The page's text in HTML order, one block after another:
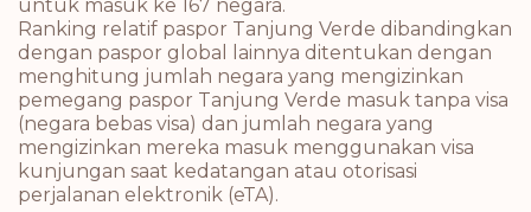
untuk masuk ke 167 negara.
Ranking relatif paspor Tanjung Verde dibandingkan
dengan paspor global lainnya ditentukan dengan
menghitung jumlah negara yang mengizinkan
pemegang paspor Tanjung Verde masuk tanpa visa
(negara bebas visa) dan jumlah negara yang
mengizinkan mereka masuk menggunakan visa
kunjungan saat kedatangan atau otorisasi
perjalanan elektronik (eTA).